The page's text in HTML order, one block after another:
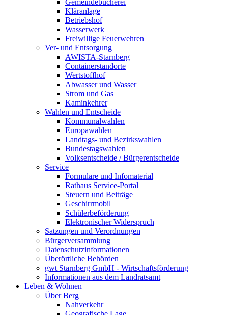
Gemeindebücherei
Kläranlage
Betriebshof
Wasserwerk
Freiwillige Feuerwehren
Ver- und Entsorgung
AWISTA-Starnberg
Containerstandorte
Wertstoffhof
Abwasser und Wasser
Strom und Gas
Kaminkehrer
Wahlen und Entscheide
Kommunalwahlen
Europawahlen
Landtags- und Bezirkswahlen
Bundestagswahlen
Volksentscheide / Bürgerentscheide
Service
Formulare und Infomaterial
Rathaus Service-Portal
Steuern und Beiträge
Geschirrmobil
Schülerbeförderung
Elektronischer Widerspruch
Satzungen und Verordnungen
Bürgerversammlung
Datenschutzinformationen
Überörtliche Behörden
gwt Starnberg GmbH - Wirtschaftsförderung
Informationen aus dem Landratsamt
Leben & Wohnen
Über Berg
Nahverkehr